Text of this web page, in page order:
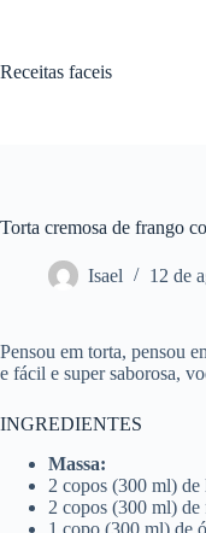
conteúdo
Receitas faceis
Torta cremosa de frango
Isael 12 de
Pensou em torta, pensou
e fácil e super saborosa,
INGREDIENTES
Massa:
2 copos (300 ml) de
2 copos (300 ml)
1 copo (300 ml) de